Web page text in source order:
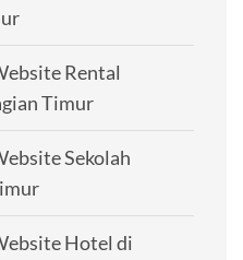
Rental
Timur
Sekolah
Hotel di